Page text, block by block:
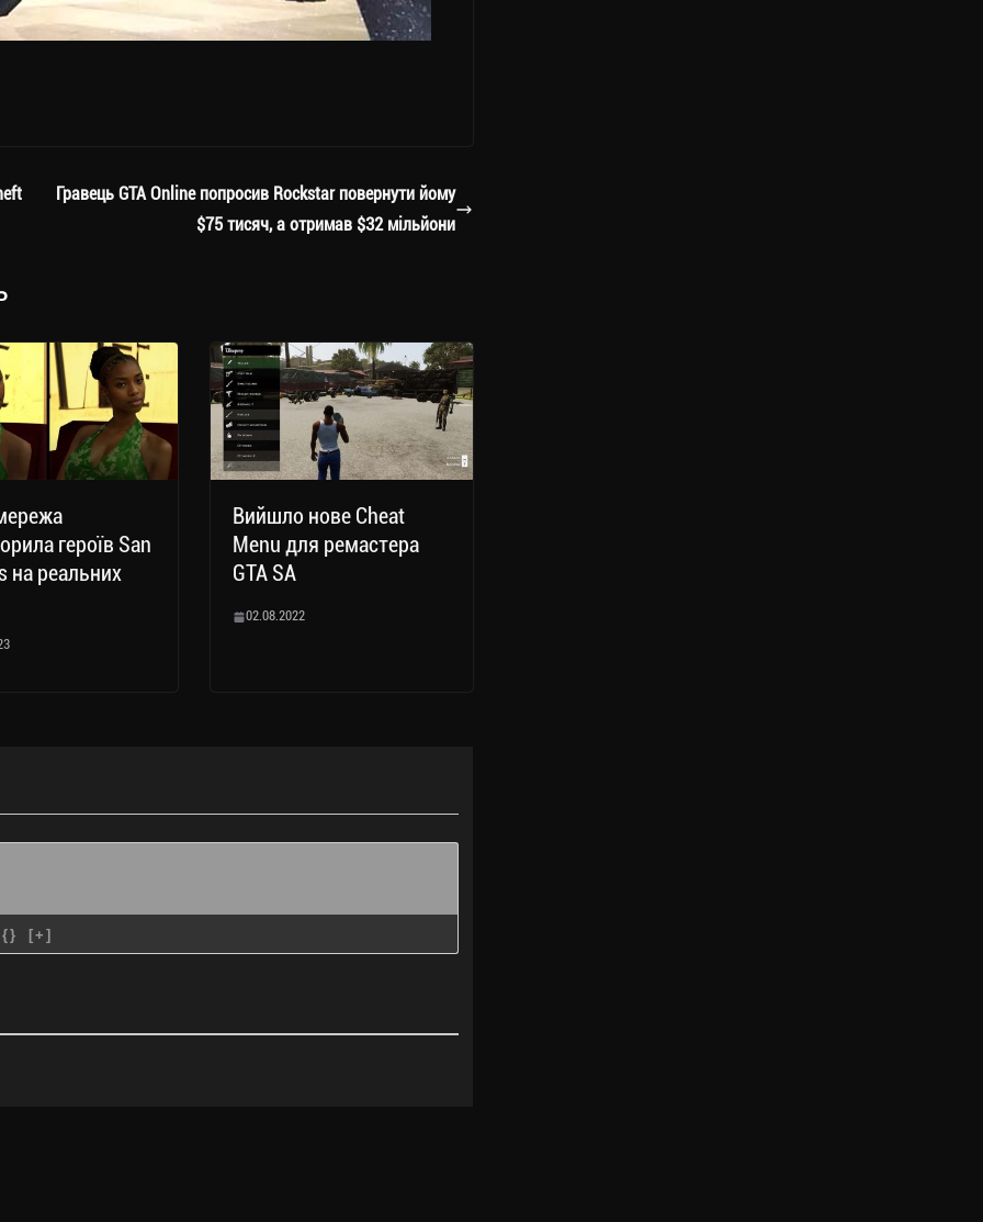
Гравець GTA Online попросив Rockstar повернути йому
$75 тисяч, а отримав $32 мільйони
героїв San
на реальних
Вийшло нове Cheat
Menu для ремастера
GTA SA
02.08.2022
{} [+]